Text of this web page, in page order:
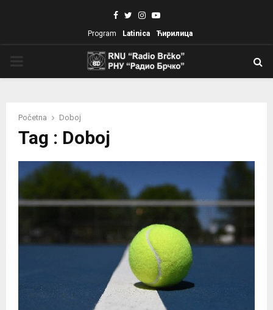
Facebook
TwitterInstagram
Youtube
Program Latinica Ћирилица
Početna Doboj
Tag : Doboj